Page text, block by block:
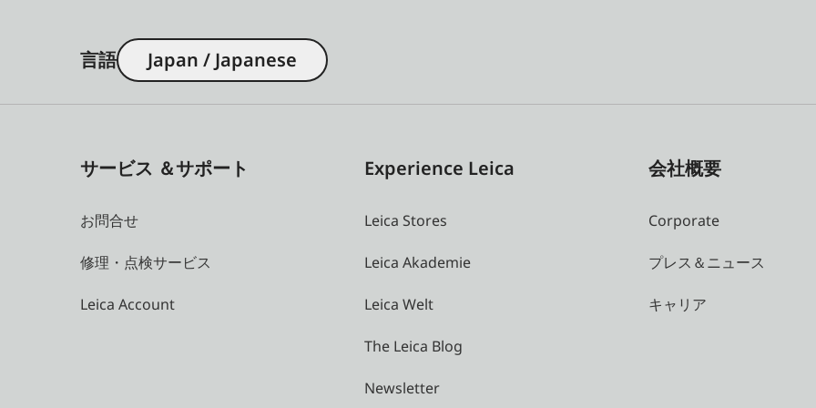
言語 Japan / Japanese
サービス ＆サポート
お問合せ
修理・点検サービス
Leica Account
Experience Leica
Leica Stores
Leica Akademie
Leica Welt
The Leica Blog
Newsletter
会社概要
Corporate
プレス＆ニュース
キャリア